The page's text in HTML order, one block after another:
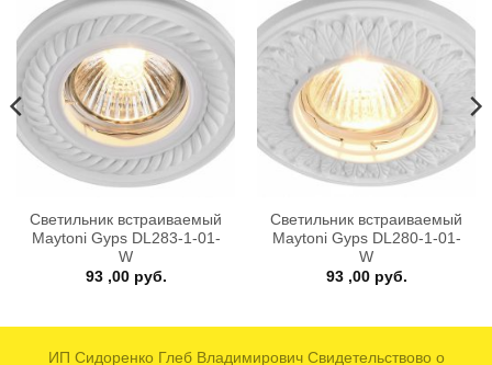
Светильник встраиваемый
Maytoni Gyps DL283-1-01-
W
93 ,00 руб.
Светильник встраиваемый
Maytoni Gyps DL280-1-01-
W
93 ,00 руб.
ИП Сидоренко Глеб Владимирович Свидетельствово о